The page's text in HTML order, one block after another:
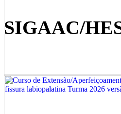
SIGAAC/